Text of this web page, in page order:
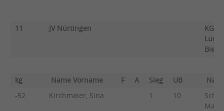
11 JV Nürtingen
KG
kg Name Vorname F A Sieg UB
-52
Kirchmaier, Sina 1 10